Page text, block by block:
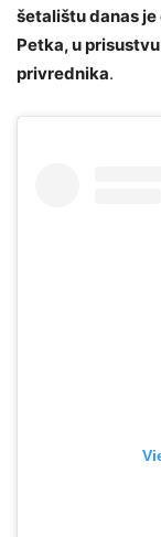
šetalištu danas
Petka, u
privrednika.